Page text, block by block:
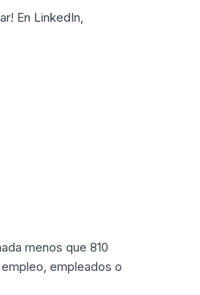
En LinkedIn,
menos que 810
empleados o